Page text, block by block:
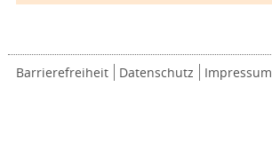
Barrierefreiheit Datenschutz Impressum